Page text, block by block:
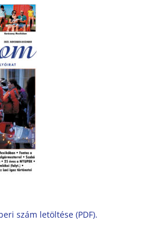
szám letöltése (PDF).